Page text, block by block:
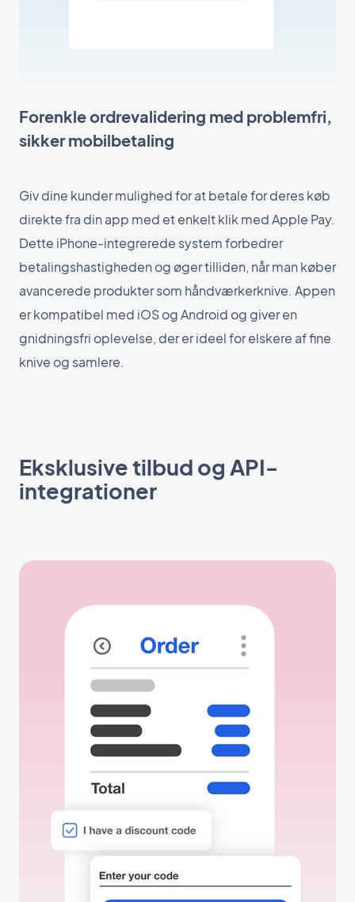
Forenkle ordrevalidering med problemfri,
sikker mobilbetaling
Giv dine kunder mulighed for at betale for deres køb
direkte fra din app med et enkelt klik med Apple Pay.
Dette iPhone-integrerede system forbedrer
betalingshastigheden og øger tilliden, når man køber
avancerede produkter som håndværkerknive. Appen
er kompatibel med iOS og Android og giver en
gnidningsfri oplevelse, der er ideel for elskere af fine
knive og samlere.
Eksklusive tilbud og API-
integrationer